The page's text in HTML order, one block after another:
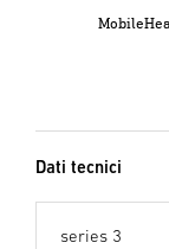
Dati tecnici
series 3